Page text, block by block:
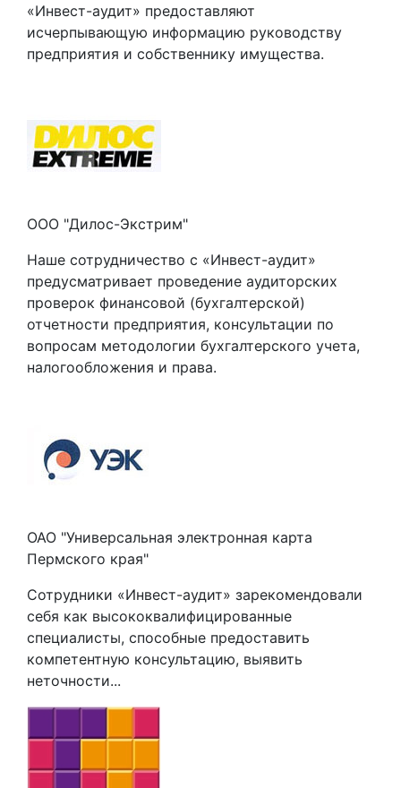
«Инвест-аудит» предоставляют
исчерпывающую информацию руководству
предприятия и собственнику имущества.
ООО "Дилос-Экстрим"
Наше сотрудничество с «Инвест-аудит»
предусматривает проведение аудиторских
проверок финансовой (бухгалтерской)
отчетности предприятия, консультации по
вопросам методологии бухгалтерского учета,
налогообложения и права.
ОАО "Универсальная электронная карта
Пермского края"
Сотрудники «Инвест-аудит» зарекомендовали
себя как высококвалифицированные
специалисты, способные предоставить
компетентную консультацию, выявить
неточности...